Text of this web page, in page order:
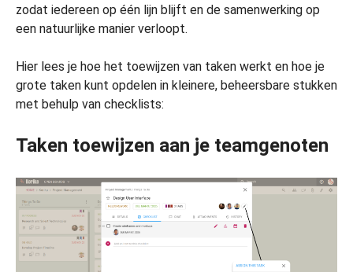
zodat iedereen op één lijn blijft en de samenwerking op
een natuurlijke manier verloopt.
Hier lees je hoe het toewijzen van taken werkt en hoe je
grote taken kunt opdelen in kleinere, beheersbare stukken
met behulp van checklists:
Taken toewijzen aan je teamgenoten